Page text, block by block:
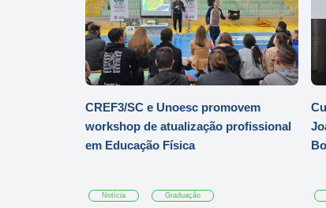
CREF3/SC e Unoesc promovem
workshop de atualização profissional
em Educação Física
Notícia Graduação